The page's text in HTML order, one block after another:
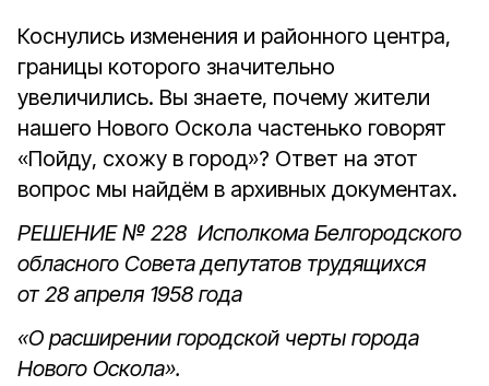
Коснулись изменения и районного центра,
границы которого значительно
увеличились. Вы знаете, почему жители
нашего Нового Оскола частенько говорят
«Пойду, схожу в город»? Ответ на этот
вопрос мы найдём в архивных документах.
РЕШЕНИЕ № 228 Исполкома Белгородского
обласного Совета депутатов трудящихся
от 28 апреля 1958 года
«О расширении городской черты города
Нового Оскола».